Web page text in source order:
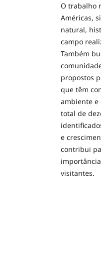
O trabalho
Américas,
natural,
campo
Também
propostos
que têm
ambiente e
total de
e
contribui
visitantes.